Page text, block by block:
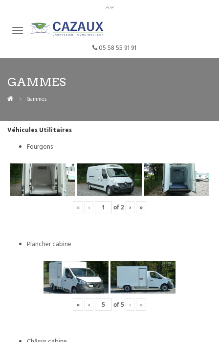
05 58 55 91 91
GAMMES
Gammes
Véhicules Utilitaires
Fourgons
« ‹ of2 › »
Plancher cabine
« ‹ of5 › »